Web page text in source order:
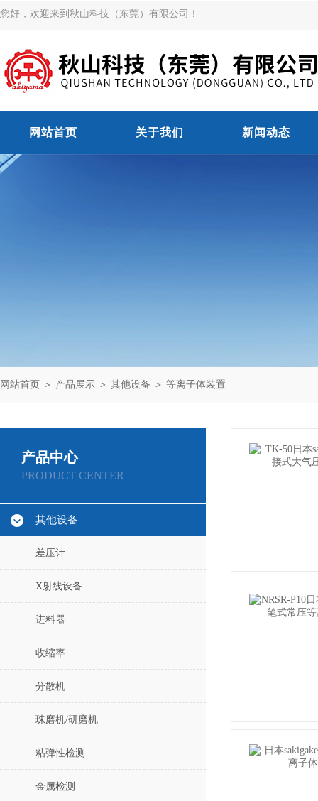
您好，欢迎来到秋山科技（东莞）有限公司！
网站首页 关于我们 新闻动态
网站首页 ＞ 产品展示 ＞ 其他设备 ＞ 等离子体装置
产品中心
PRODUCT CENTER
其他设备
差压计
X射线设备
进料器
收缩率
分散机
珠磨机/研磨机
粘弹性检测
金属检测